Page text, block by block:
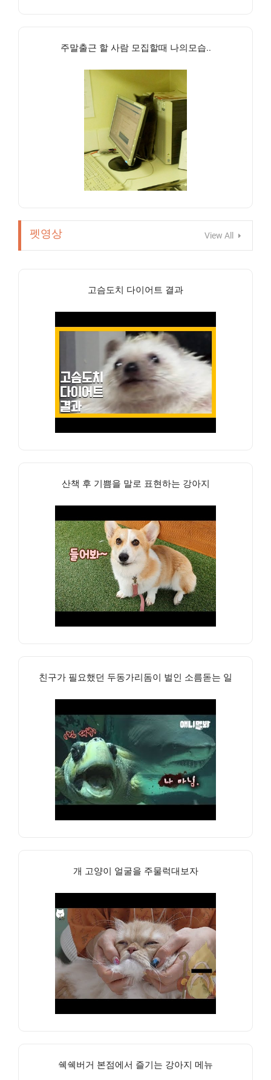
주말출근 할 사람 모집할때 나의모습..
펫영상 View All
고슴도치 다이어트 결과
산책 후 기쁨을 말로 표현하는 강아지
친구가 필요했던 두동가리돔이 벌인 소름돋는 일
개 고양이 얼굴을 주물럭대보자
쉑쉑버거 본점에서 즐기는 강아지 메뉴